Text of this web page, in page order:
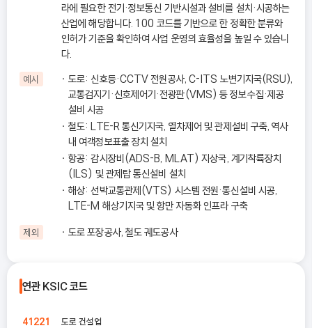
라에 필요한 전기·정보통신 기반시설과 설비를 설치·시공하는
산업에 해당합니다. 100 코드를 기반으로 한 정확한 분류와
인허가 기준을 확인하여 사업 운영의 효율성을 높일 수 있습니
다.
예시
도로: 신호등·CCTV 전원공사, C-ITS 노변기지국(RSU),
교통검지기·신호제어기·전광판(VMS) 등 정보수집·제공
설비 시공
철도: LTE-R 통신기지국, 열차제어 및 관제설비 구축, 역사
내 여객정보표출 장치 설치
항공: 감시장비(ADS-B, MLAT) 지상국, 계기착륙장치
(ILS) 및 관제탑 통신설비 설치
해상: 선박교통관제(VTS) 시스템 전원·통신설비 시공,
LTE-M 해상기지국 및 항만 자동화 인프라 구축
제외 도로 포장공사, 철도 궤도공사
연관 KSIC 코드
41221 도로 건설업